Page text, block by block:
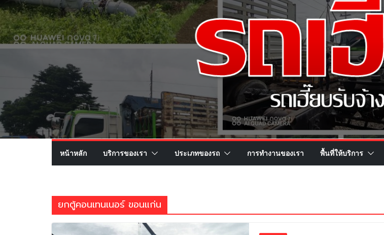
หน้าหลัก บริการของเรา ประเภทของรถ การทำงานของเรา พื้นที่ให้บริการ
ยกตู้คอนเทนเนอร์ ขอนแก่น